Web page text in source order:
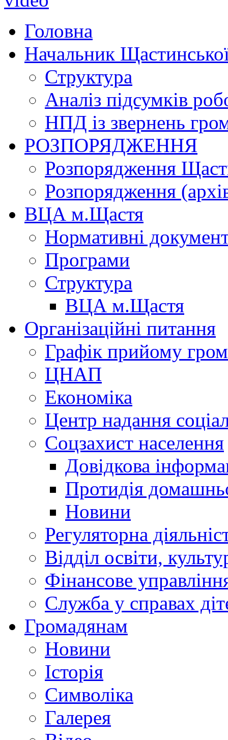
Головна
Начальник
Структура
Аналіз підсумків
НПД із звернень
РОЗПОРЯДЖЕННЯ
Розпорядження
Розпорядження
ВЦА м.Щастя
Нормативні
Програми
Структура
ВЦА м.Щастя
Організаційні питання
Графік прийому
ЦНАП
Економіка
Центр надання
Соцзахист населення
Довідкова
Протидія
Новини
Регуляторна
Відділ освіти,
Фінансове
Служба у справах
Громадянам
Новини
Історія
Символіка
Галерея